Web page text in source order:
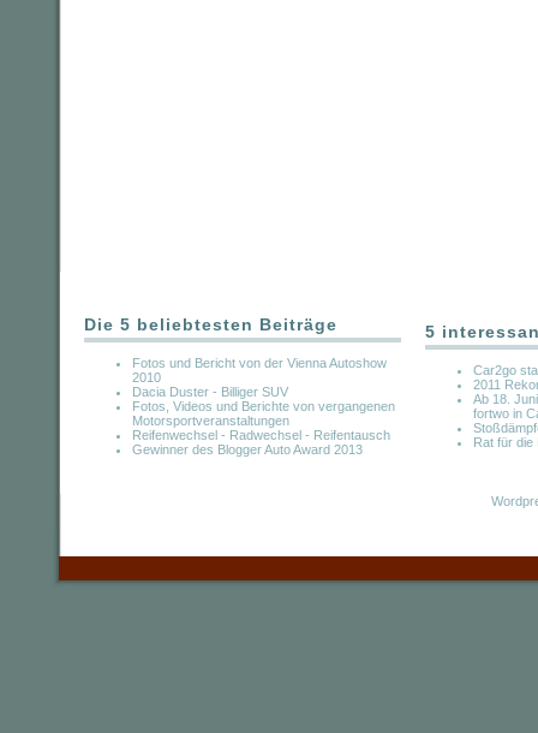
Die 5 beliebtesten Beiträge
Fotos und Bericht von der Vienna Autoshow
2010
Dacia Duster - Billiger SUV
Fotos, Videos und Berichte von vergangenen
Motorsportveranstaltungen
Reifenwechsel - Radwechsel - Reifentausch
Gewinner des Blogger Auto Award 2013
5
Car2go
2011
Ab 18.
fortwo in
Rat für die